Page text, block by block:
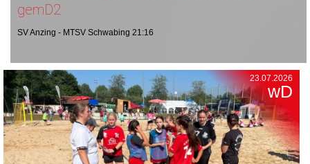
gemD2
SV Anzing - MTSV Schwabing 21:16
23.07.2026
wD